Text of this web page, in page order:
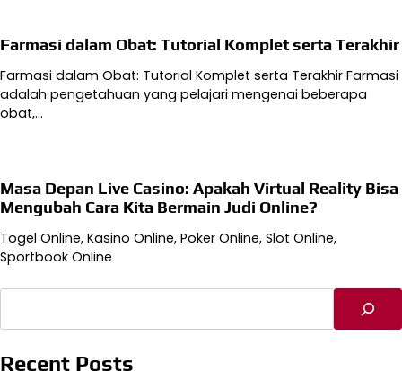
Farmasi dalam Obat: Tutorial Komplet serta Terakhir
Farmasi dalam Obat: Tutorial Komplet serta Terakhir Farmasi
adalah pengetahuan yang pelajari mengenai beberapa
obat,…
Masa Depan Live Casino: Apakah Virtual Reality Bisa
Mengubah Cara Kita Bermain Judi Online?
Togel Online, Kasino Online, Poker Online, Slot Online,
Sportbook Online
Recent Posts